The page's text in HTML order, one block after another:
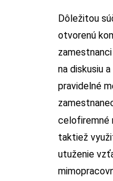
Dôležitou
otvorenú
na diskusiu
pravidelné
celofiremné
taktiež
utuženie